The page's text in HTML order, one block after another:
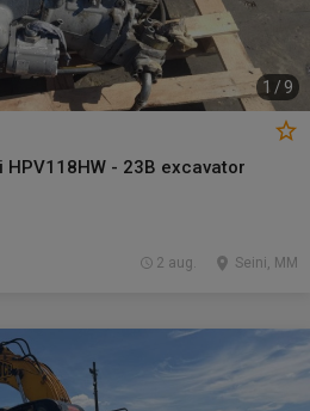
1 / 9
- 23B excavator
Seini, MM
2 aug.